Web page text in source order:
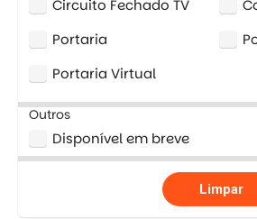
Circuito Fechado TV
Portaria
Portaria Virtual
Outros
Disponível em breve
Limpar